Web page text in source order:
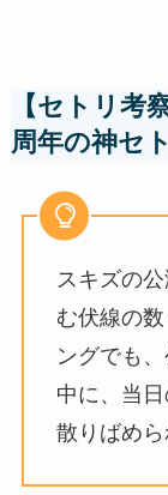
【セトリ考
周年の神セ
スキズの
む伏線の
ングでも
中に、当
散りばめら